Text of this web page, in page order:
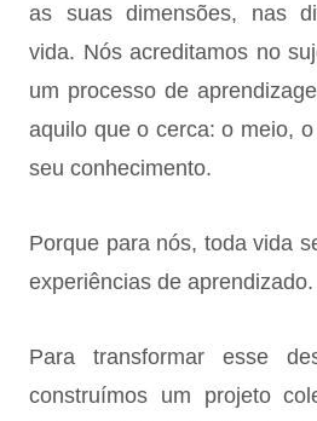
as suas dimensões, nas
vida. Nós acreditamos no
um processo de
aquilo que o cerca: o meio,
seu conhecimento.
Porque para nós, toda vida
experiências de aprendizado.
Para transformar esse
construímos um projeto